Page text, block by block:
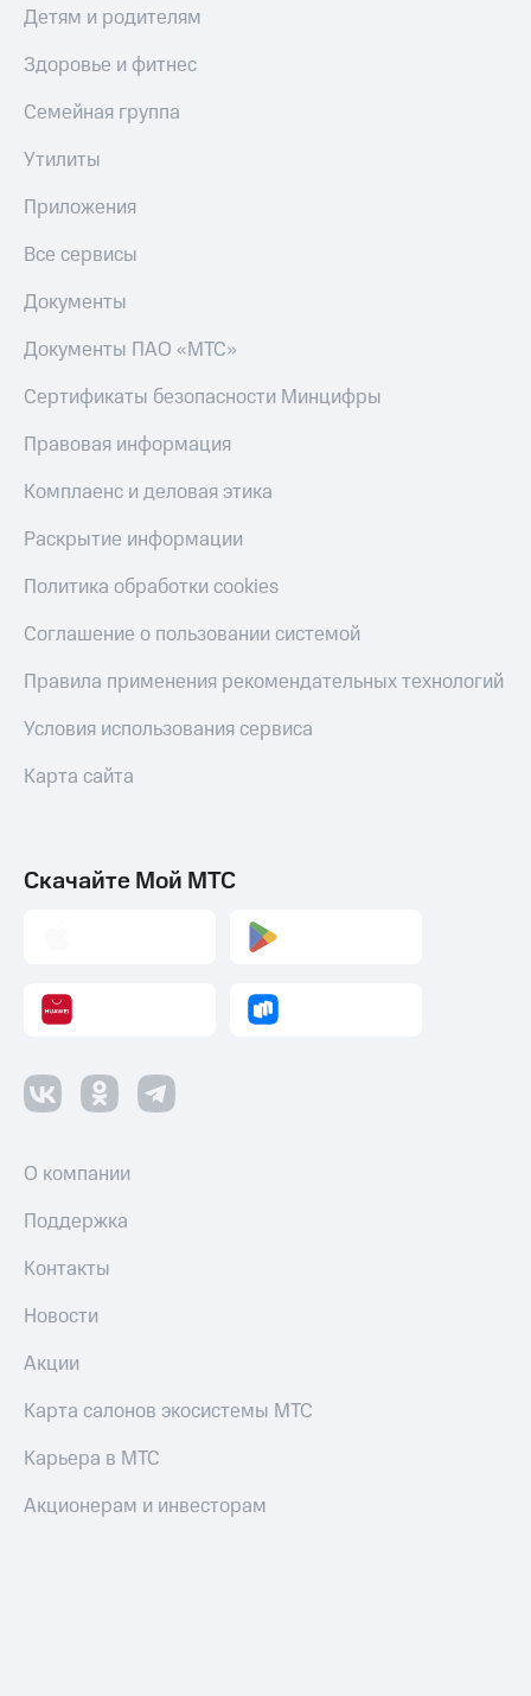
Детям и родителям
Здоровье и фитнес
Семейная группа
Утилиты
Приложения
Все сервисы
Документы
Документы ПАО «МТС»
Сертификаты безопасности Минцифры
Правовая информация
Комплаенс и деловая этика
Раскрытие информации
Политика обработки cookies
Соглашение о пользовании системой
Правила применения рекомендательных технологий
Условия использования сервиса
Карта сайта
Скачайте Мой МТС
О компании
Поддержка
Контакты
Новости
Акции
Карта салонов экосистемы МТС
Карьера в МТС
Акционерам и инвесторам